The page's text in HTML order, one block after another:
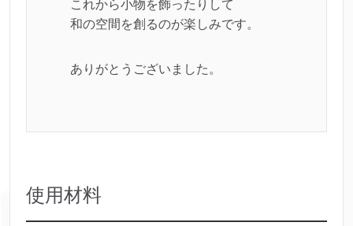
これから小物を飾ったりして
和の空間を創るのが楽しみです。
ありがとうございました。
使用材料